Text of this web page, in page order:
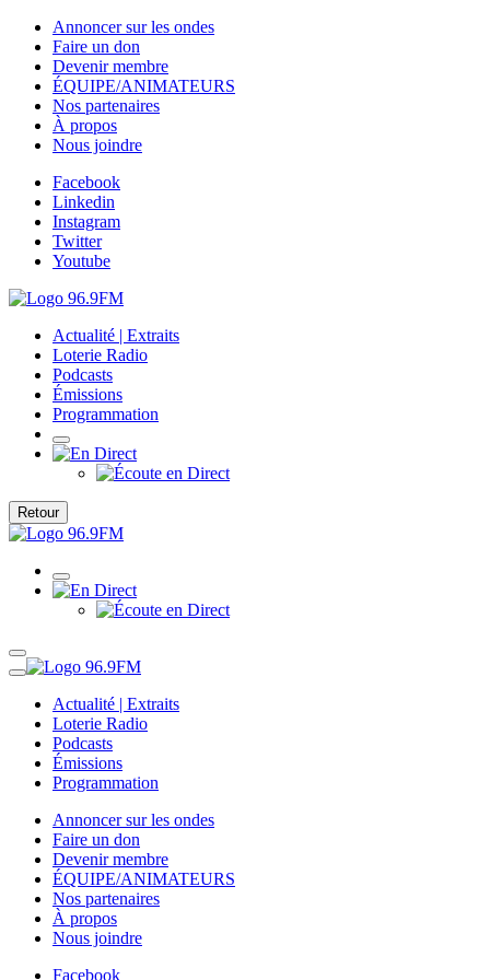
Annoncer sur les ondes
Faire un don
Devenir membre
ÉQUIPE/ANIMATEURS
Nos partenaires
À propos
Nous joindre
Facebook
Linkedin
Instagram
Twitter
Youtube
Actualité | Extraits
Loterie Radio
Podcasts
Émissions
Programmation
Retour
Actualité | Extraits
Loterie Radio
Podcasts
Émissions
Programmation
Annoncer sur les ondes
Faire un don
Devenir membre
ÉQUIPE/ANIMATEURS
Nos partenaires
À propos
Nous joindre
Facebook